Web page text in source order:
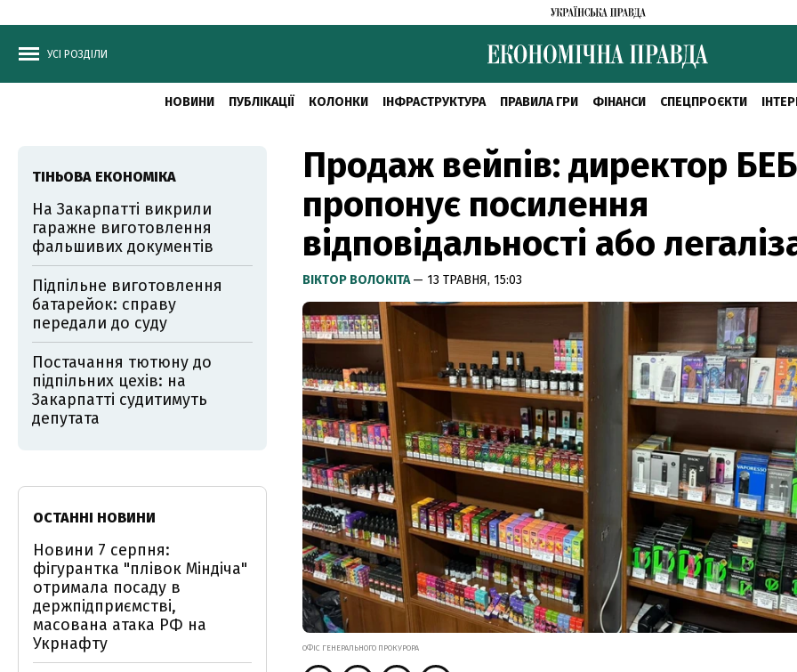
УСІ РОЗДІЛИ
НОВИНИ ПУБЛІКАЦІЇ КОЛОНКИ ІНФРАСТРУКТУРА ПРАВИЛА ГРИ ФІНАНСИ СПЕЦПРОЄКТИ
Продаж вейпів: директор БЕБ
пропонує посилення
відповідальності або
ВІКТОР ВОЛОКІТА— 13 ТРАВНЯ, 15:03
ОФІС ГЕНЕРАЛЬНОГО ПРОКУРОРА
ТІНЬОВА ЕКОНОМІКА
На Закарпатті викрили
гаражне виготовлення
фальшивих документів
Підпільне виготовлення
батарейок: справу
передали до суду
Постачання тютюну до
підпільних цехів: на
Закарпатті судитимуть
депутата
ОСТАННІ НОВИНИ
Новини 7 серпня:
фігурантка "плівок Міндіча"
отримала посаду в
держпідприємстві,
масована атака РФ на
Укрнафту